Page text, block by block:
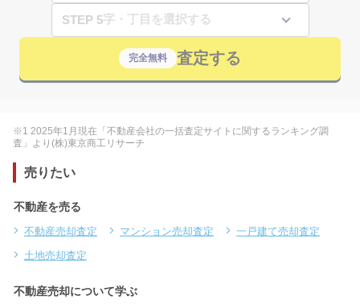
STEP 5
完全無料 査定する
※1 2025年1月現在「不動産会社の一括査定サイトに関するランキング調
査」より(株)東京商工リサーチ
売りたい
不動産を売る
不動産売却査定 マンション売却査定
一戸建て売却査定
土地売却査定
不動産売却について学ぶ